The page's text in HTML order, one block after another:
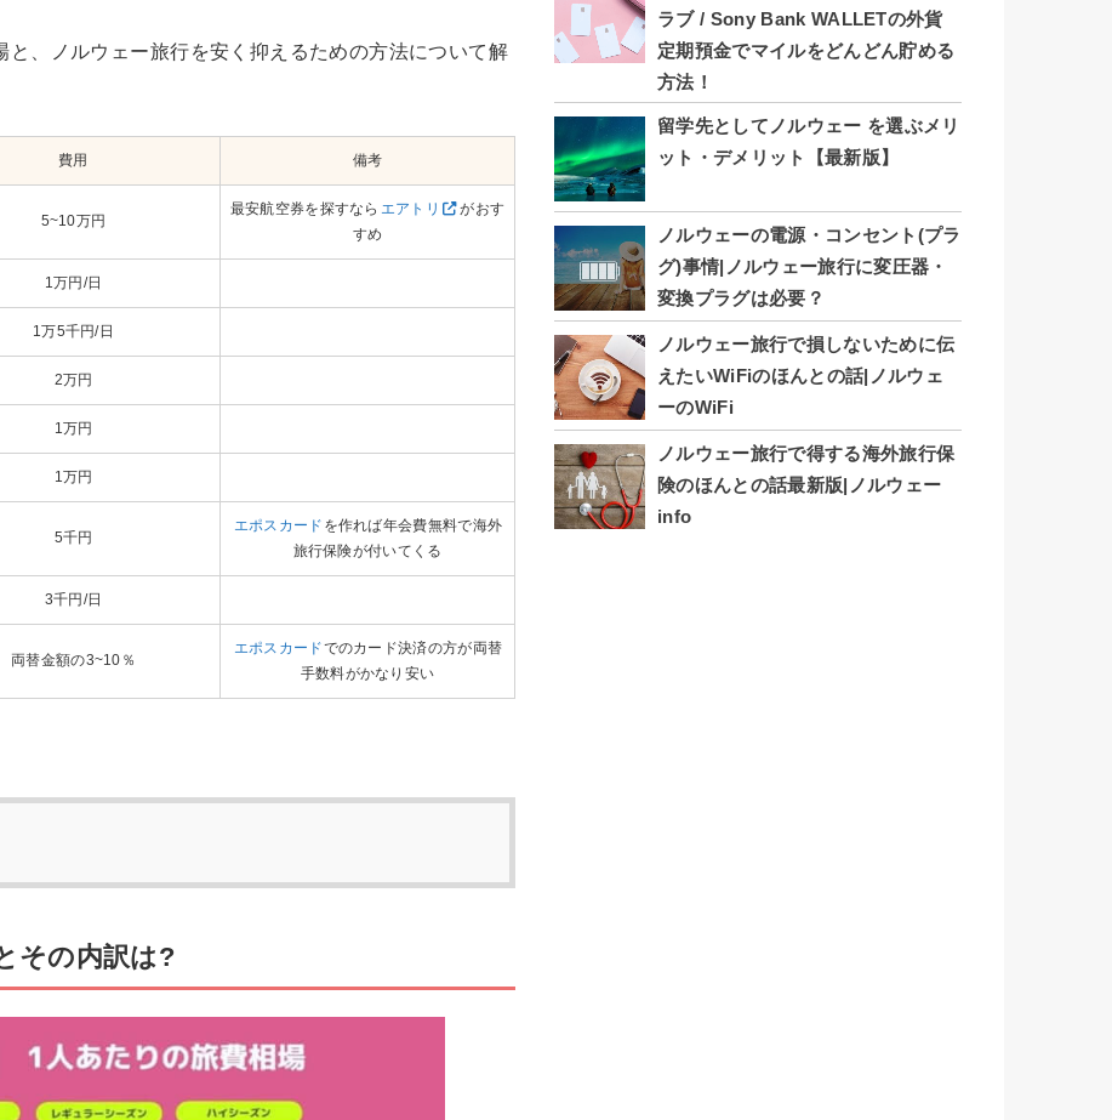
、ノルウェー旅行を安く抑えるための方法について解
費用 備考
5~10万円
最安航空券を探すなら エアトリ
がおす
すめ
1万円/日
1万5千円/日
2万円
1万円
1万円
5千円
エポスカード を作れば年会費無料で海外
旅行保険が付いてくる
3千円/日
両替金額の3~10％
エポスカードでのカード決済の方が両替
手数料がかなり安い
その内訳は?
ラブ / Sony Bank WALLETの外貨
定期預金でマイルをどんどん貯める
方法！
留学先としてノルウェー を選ぶメリ
ット・デメリット【最新版】
ノルウェーの電源・コンセント(プラ
グ)事情|ノルウェー旅行に変圧器・
変換プラグは必要？
ノルウェー旅行で損しないために伝
えたいWiFiのほんとの話|ノルウェ
ーのWiFi
ノルウェー旅行で得する海外旅行保
険のほんとの話最新版|ノルウェー
info